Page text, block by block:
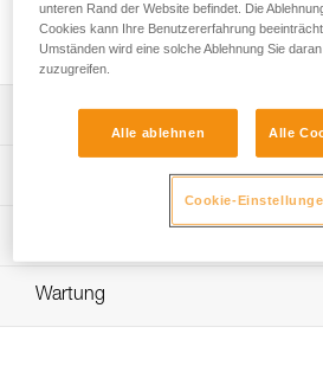
Wasserablauf. Die Konstruktion und
Tragegriff gewährleisten hohe
Leistungsverzeichnis
- Für den Transport des Seils
verwickelt, und um es einfacher
verstauen zu können. Er kann in
ALCANADRE CLUB 30 und
gepackt werden,
Technische Spezifikationen
Material: TPU-Plane (PVC-frei),
Zugrundeliegende Spezifikationen
Häufige Fragen
Wartung
unteren Rand der Website befindet. Die
Cookies kann Ihre Benutzererfahrung
Umständen wird eine solche Ablehnung Sie
zuzugreifen.
Alle ablehnen Alle
Cookie-